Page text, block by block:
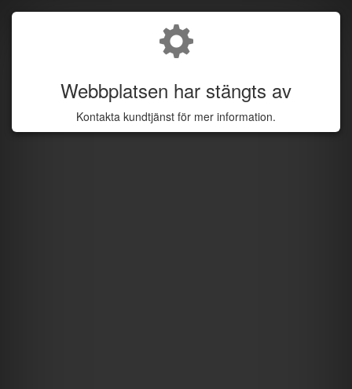
Webbplatsen har stängts av
Kontakta kundtjänst för mer information.